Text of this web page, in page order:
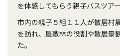
を体感してもらう親子バスツア
市内の親子５組１１人が散居村
を訪れ、屋敷林の役割や散居景
た。